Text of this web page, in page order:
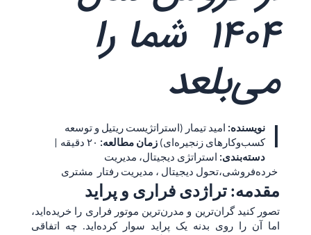
می‌بلعد
ا نویسنده: امید تیمار (استراتژیست ریتیل و توسعه
کسب‌وکارهای زنجیره‌ای) زمان مطالعه:
دسته‌بندی: استراتژی دیجیتال، مدیریت
مقدمه: تراژدی فراری و پراید
تصور کنید گران‌ترین و مدرن‌ترین موتور فراری را خریده‌اید،
اما آن را روی بدنه یک پراید سوار کرده‌اید. چه اتفاقی